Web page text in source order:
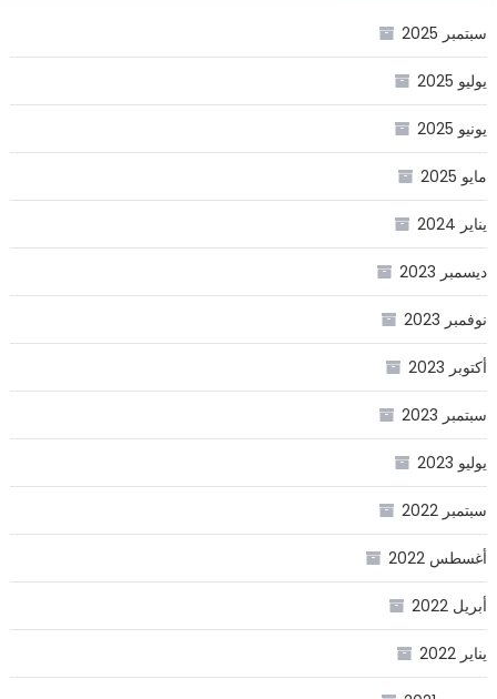
سبتمبر 2025
يوليو 2025
يونيو 2025
مايو 2025
يناير 2024
ديسمبر 2023
نوفمبر 2023
أكتوبر 2023
سبتمبر 2023
يوليو 2023
سبتمبر 2022
أغسطس 2022
أبريل 2022
يناير 2022